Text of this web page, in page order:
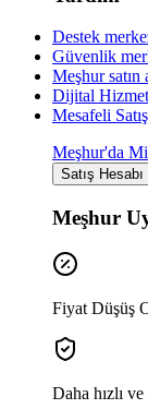
Destek
Güvenlik
Meşhur satın
Dijital
Mesafeli
Meşhur'da
Satış
Meşhur
Fiyat Düşüş
Daha hızlı